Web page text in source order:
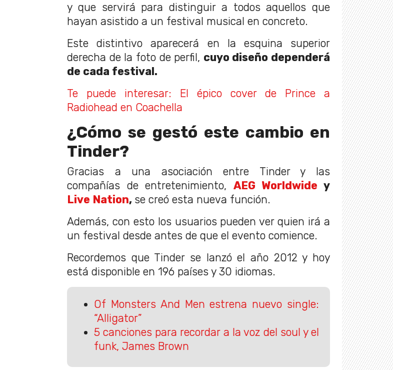
y que servirá para distinguir a todos aquellos que
hayan asistido a un festival musical en concreto.
Este distintivo aparecerá en la esquina superior
derecha de la foto de perfil, cuyo diseño dependerá
de cada festival.
Te puede interesar: El épico cover de Prince a
Radiohead en Coachella
¿Cómo se gestó este cambio en
Tinder?
Gracias a una asociación entre Tinder y las
compañías de entretenimiento, AEG Worldwide y
Live Nation, se creó esta nueva función.
Además, con esto los usuarios pueden ver quien irá a
un festival desde antes de que el evento comience.
Recordemos que Tinder se lanzó el año 2012 y hoy
está disponible en 196 países y 30 idiomas.
Of Monsters And Men estrena nuevo single:
“Alligator”
5 canciones para recordar a la voz del soul y el
funk, James Brown